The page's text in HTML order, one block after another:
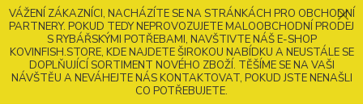
VÁŽENÍ ZÁKAZNÍCI, NACHÁZÍTE SE NA STRÁNKÁCH PRO OBCHODNÍ
PARTNERY. POKUD TEDY NEPROVOZUJETE MALOOBCHODNÍ PRODEJ
S RYBÁŘSKÝMI POTŘEBAMI, NAVŠTIVTE NÁŠ E-SHOP
KOVINFISH.STORE, KDE NAJDETE ŠIROKOU NABÍDKU A NEUSTÁLE SE
DOPLŇUJÍCÍ SORTIMENT NOVÉHO ZBOŽÍ. TĚŠÍME SE NA VAŠI
NÁVŠTĚU A NEVÁHEJTE NÁS KONTAKTOVAT, POKUD JSTE NENAŠLI
CO POTŘEBUJETE.